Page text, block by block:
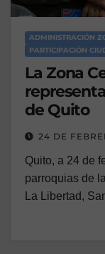
ADMINISTRACIÓN
PARTICIPACIÓN
La Zona
de Quito
24 DE
Quito, a 24 de
parroquias de
La Libertad,